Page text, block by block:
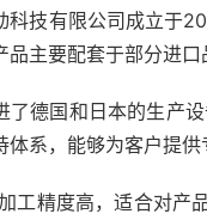
科技有限公司成立于
主要配套于部分进口
了德国和日本的生产
体系，能够为客户提供
工精度高，适合对产